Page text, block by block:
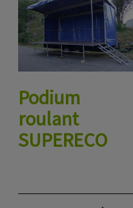
Podium
roulant
SUPERECO